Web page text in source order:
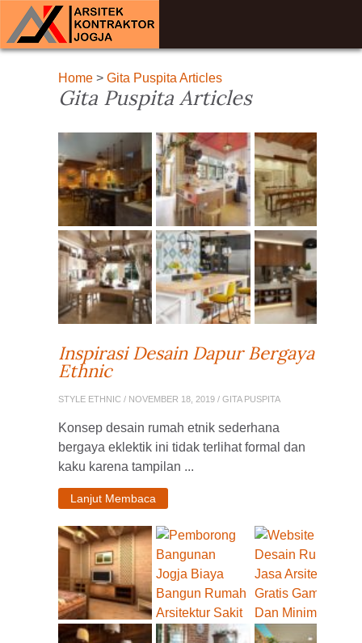
Home> Gita Puspita Articles
Gita Puspita Articles
Inspirasi Desain Dapur Bergaya
Ethnic
STYLE ETHNIC / NOVEMBER 18, 2019 / GITA PUSPITA
Konsep desain rumah etnik sederhana
bergaya eklektik ini tidak terlihat formal dan
kaku karena tampilan ...
Lanjut Membaca